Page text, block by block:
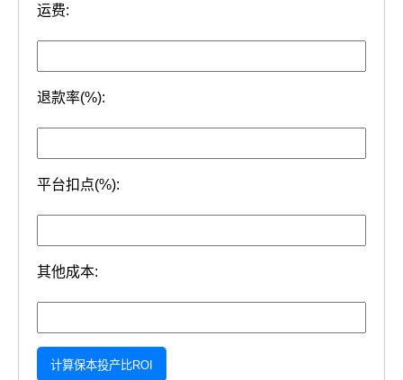
运费:
退款率(%):
平台扣点(%):
其他成本:
计算保本投产比ROI